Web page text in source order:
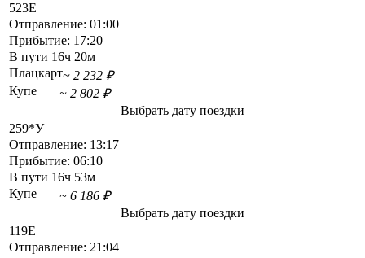
523Е
Отправление: 01:00
Прибытие: 17:20
В пути 16ч 20м
Плацкарт~ 2 232 ₽
Купе
~ 2 802 ₽
Выбрать дату поездки
259*У
Отправление: 13:17
Прибытие: 06:10
В пути 16ч 53м
Купе
~ 6 186 ₽
Выбрать дату поездки
119Е
Отправление: 21:04